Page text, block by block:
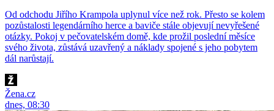
Od odchodu Jiřího Krampola uplynul více než rok. Přesto se kolem
pozůstalosti legendárního herce a baviče stále objevují nevyřešené
otázky. Pokoj v pečovatelském domě, kde prožil poslední měsíce
svého života, zůstává uzavřený a náklady spojené s jeho pobytem
dál narůstají.
Žena.cz
dnes, 08:30